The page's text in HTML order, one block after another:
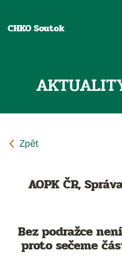
CHKO Soutok
AOPK ČR,
Bez podražce
proto sečeme